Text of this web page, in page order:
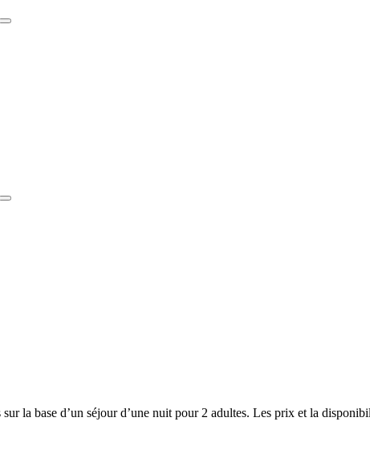
la base d’un séjour d’une nuit pour 2 adultes. Les prix et la